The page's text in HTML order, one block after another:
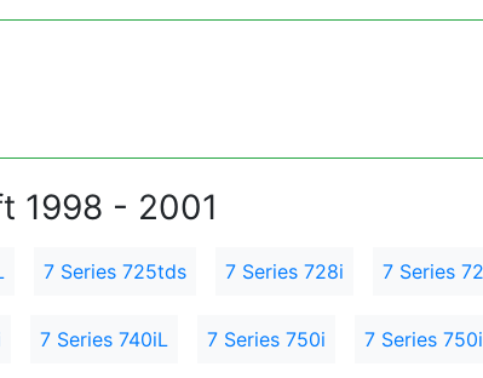
1998 - 2001
7 Series 725tds 7 Series 728i 7 Series
7 Series 740iL 7 Series 750i 7 Series